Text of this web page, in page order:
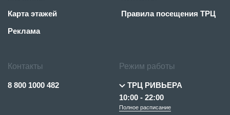
Контакты
8 800 1000 482
Режим работы
ТРЦ РИВЬЕРА
10:00 - 22:00
Полное расписание
Карта этажей
Реклама
Правила посещения ТРЦ